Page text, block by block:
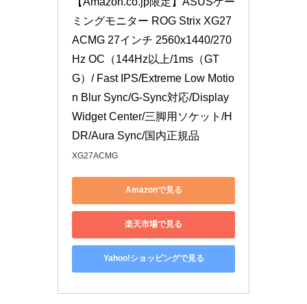
ミングモニター ROG Strix XG27
ACMG 27インチ 2560x1440/270
Hz OC（144Hz以上/1ms（GT
G）/ Fast IPS/Extreme Low Motio
n Blur Sync/G-Sync対応/Display
Widget Center/三脚用ソケット/H
DR/Aura Sync/国内正規品
XG27ACMG
Amazonで見る
楽天市場で見る
Yahoo!ショッピングで見る